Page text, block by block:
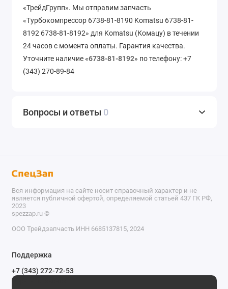
«ТрейдГрупп». Мы отправим запчасть
«Турбокомпрессор 6738-81-8190 Komatsu 6738-81-
8192 6738-81-8192» для Komatsu (Комацу) в течении
24 часов с момента оплаты. Гарантия качества.
Уточните наличие «6738-81-8192» по телефону: +7
(343) 270-89-84
Вопросы и ответы 0
Вся информация на сайте носит справочный характер и не
является публичной офертой, определяемой статьей 437 ГК РФ,
2023
spezzap.ru ©️
ООО Трейдзапчасть ИНН 6685137815, 2024
Поддержка
+7 (343) 272-72-53
Обратный звонок